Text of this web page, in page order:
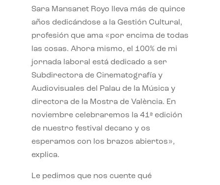
Sara Mansanet Royo lleva más de quince
años dedicándose a la Gestión Cultural,
profesión que ama «por encima de todas
las cosas. Ahora mismo, el 100% de mi
jornada laboral está dedicado a ser
Subdirectora de Cinematografía y
Audiovisuales del Palau de la Música y
directora de la Mostra de València. En
noviembre celebraremos la 41ª edición
de nuestro festival decano y os
esperamos con los brazos abiertos»,
explica.
Le pedimos que nos cuente qué